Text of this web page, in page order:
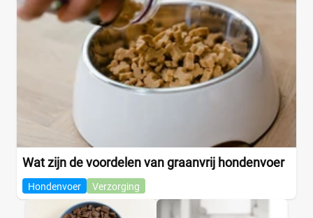
Wat zijn de voordelen van graanvrij hondenvoer
Hondenvoer Verzorging